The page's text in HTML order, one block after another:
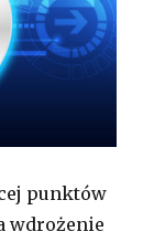
punktów
wdrożenie